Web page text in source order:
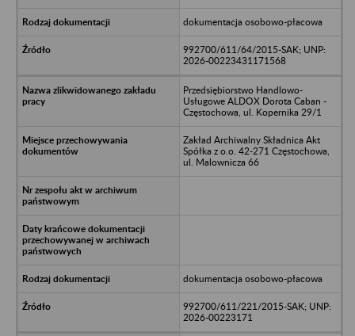
dokumentacja osobowo-płacowa
992700/611/64/2015-SAK; UNP:
2026-00223431171568
Przedsiębiorstwo Handlowo-
Usługowe ALDOX Dorota Caban -
Częstochowa, ul. Kopernika 29/1
Zakład Archiwalny Składnica Akt
Spółka z o.o. 42-271 Częstochowa,
ul. Malownicza 66
dokumentacja osobowo-płacowa
992700/611/221/2015-SAK; UNP:
2026-00223171